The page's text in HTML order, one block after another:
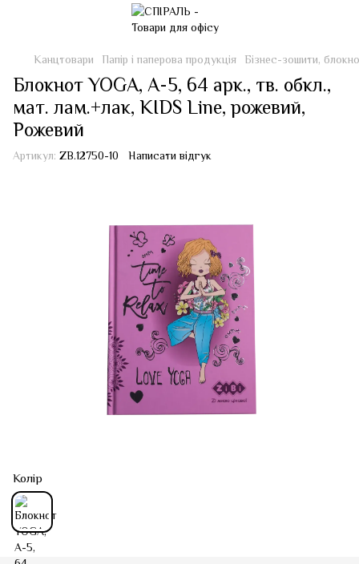
Канцтовари Папір і паперова продукція Бізнес-зошити,
Блокнот YOGA, А-5, 64 арк., тв. обкл.,
мат. лам.+лак, KIDS Line, рожевий,
Рожевий
Артикул: ZB.12750-10 Написати відгук
Колір